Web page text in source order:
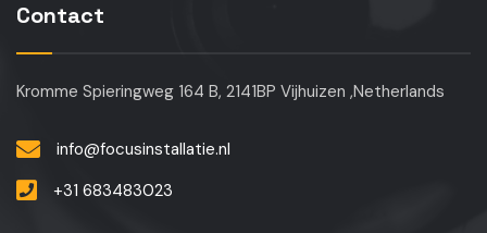
Contact
Kromme Spieringweg 164 B, 2141BP Vijhuizen ,Netherlands
info@focusinstallatie.nl
+31 683483023